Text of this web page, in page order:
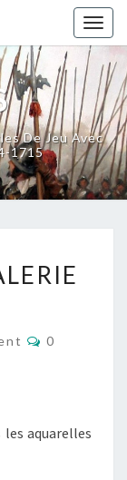
De Jeu Avec
1715
0
les aquarelles